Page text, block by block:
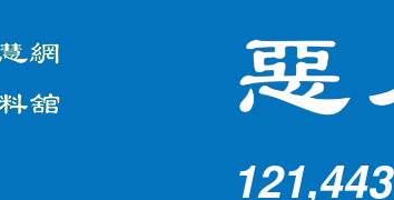
121,443